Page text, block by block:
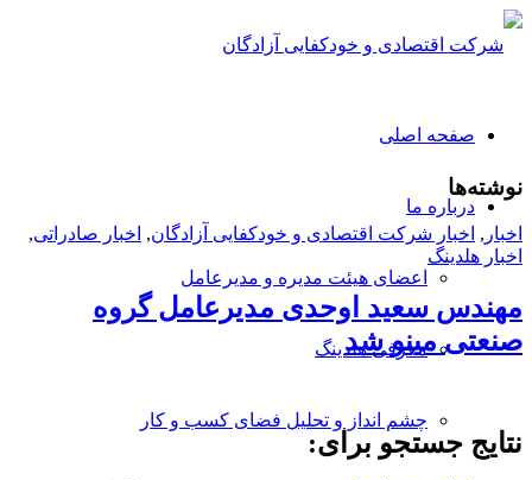
صفحه اصلی
درباره ما
اعضای هیئت مدیره و مدیرعامل
معرفی هلدینگ
چشم انداز و تحلیل فضای کسب و کار
نوشته‌ها
اخبار , اخبار شرکت اقتصادی و خودکفایی آزادگان, اخبار صادراتی,
اخبار هلدینگ
مهندس سعید اوحدی مدیرعامل گروه
صنعتی مینو شد
نتایج جستجو برای: